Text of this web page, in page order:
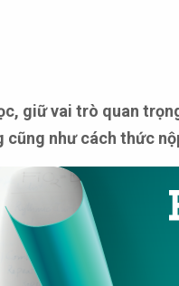
giữ vai trò quan
như cách thức